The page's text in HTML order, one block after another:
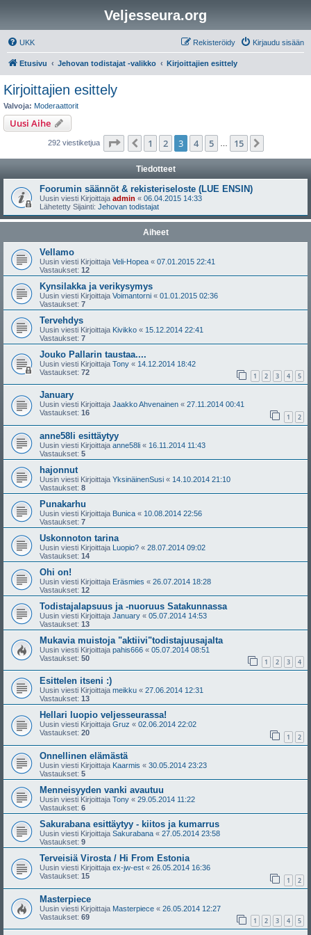
Veljesseura.org
UKK Kirjaudu sisään
Rekisteröidy
Etusivu Jehovan todistajat -valikko Kirjoittajien esittely
Kirjoittajien esittely
Valvoja: Moderaattorit
Uusi Aihe
292 viestiketjua Sivu /15
Edellinen
1 2 3 4 5 15
Tiedotteet
Foorumin säännöt & rekisteriseloste (LUE ENSIN)
Uusin viesti Kirjoittaja admin « 06.04.2015 14:33
Lähetetty Sijainti: Jehovan todistajat
Aiheet
Vellamo
Uusin viesti Kirjoittaja Veli-Hopea « 07.01.2015 22:41
Vastaukset: 12
Kynsilakka ja verikysymys
Uusin viesti Kirjoittaja Voimantorni « 01.01.2015 02:36
Vastaukset: 7
Tervehdys
Uusin viesti Kirjoittaja Kivikko « 15.12.2014 22:41
Vastaukset: 7
Jouko Pallarin taustaa....
Uusin viesti Kirjoittaja Tony « 14.12.2014 18:42
Vastaukset: 72 1 2 3 4 5
January
Uusin viesti Kirjoittaja Jaakko Ahvenainen « 27.11.2014 00:41
Vastaukset: 16 1 2
anne58li esittäytyy
Uusin viesti Kirjoittaja anne58li « 16.11.2014 11:43
Vastaukset: 5
hajonnut
Uusin viesti Kirjoittaja YksinäinenSusi « 14.10.2014 21:10
Vastaukset: 8
Punakarhu
Uusin viesti Kirjoittaja Bunica « 10.08.2014 22:56
Vastaukset: 7
Uskonnoton tarina
Uusin viesti Kirjoittaja Luopio? « 28.07.2014 09:02
Vastaukset: 14
Ohi on!
Uusin viesti Kirjoittaja Eräsmies « 26.07.2014 18:28
Vastaukset: 12
Todistajalapsuus ja -nuoruus Satakunnassa
Uusin viesti Kirjoittaja January « 05.07.2014 14:53
Vastaukset: 13
Mukavia muistoja "aktiivi"todistajuusajalta
Uusin viesti Kirjoittaja pahis666 « 05.07.2014 08:51
Vastaukset: 50 1 2 3 4
Esittelen itseni :)
Uusin viesti Kirjoittaja meikku « 27.06.2014 12:31
Vastaukset: 13
Hellari luopio veljesseurassa!
Uusin viesti Kirjoittaja Gruz « 02.06.2014 22:02
Vastaukset: 20 1 2
Onnellinen elämästä
Uusin viesti Kirjoittaja Kaarmis « 30.05.2014 23:23
Vastaukset: 5
Menneisyyden vanki avautuu
Uusin viesti Kirjoittaja Tony « 29.05.2014 11:22
Vastaukset: 6
Sakurabana esittäytyy - kiitos ja kumarrus
Uusin viesti Kirjoittaja Sakurabana « 27.05.2014 23:58
Vastaukset: 9
Terveisiä Virosta / Hi From Estonia
Uusin viesti Kirjoittaja ex-jw-est « 26.05.2014 16:36
Vastaukset: 15 1 2
Masterpiece
Uusin viesti Kirjoittaja Masterpiece « 26.05.2014 12:27
Vastaukset: 69 1 2 3 4 5